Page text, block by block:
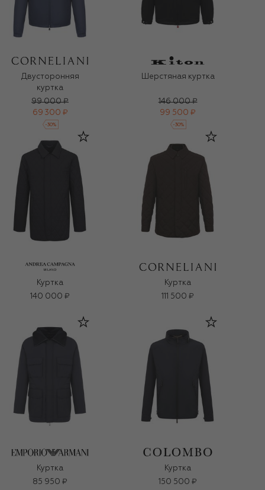
Двусторонняя
куртка
99 000 ₽
69 300 ₽
-30%
Шерстяная куртка
146 000 ₽
99 500 ₽
-30%
Куртка
140 000 ₽
Куртка
111 500 ₽
Куртка
85 950 ₽
Куртка
150 500 ₽